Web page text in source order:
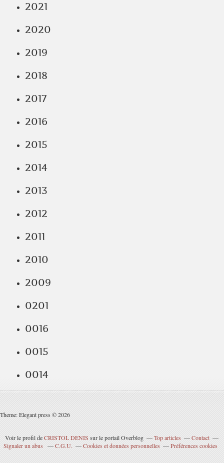
2021
2020
2019
2018
2017
2016
2015
2014
2013
2012
2011
2010
2009
0201
0016
0015
0014
Theme: Elegant press © 2026
Voir le profil deCRISTOL DENIS sur le portail Overblog Top articles
Contact
Signaler un abus
C.G.U. Cookies et données personnelles Préférences cookies